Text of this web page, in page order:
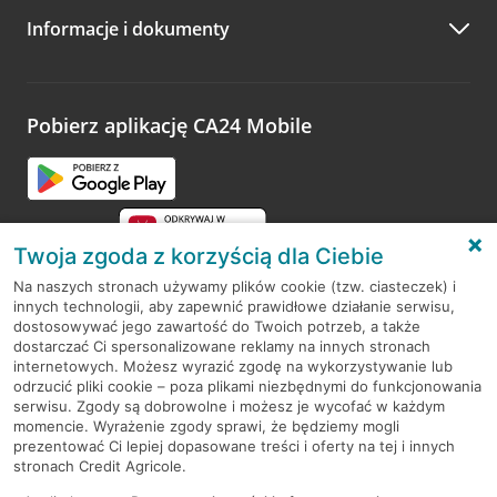
Zachęcamy do podzielenia się z nami opinią o wizycie.
opinie.
Informacje i dokumenty
Pobierz aplikację CA24 Mobile
RODO
Regulamin serwisu
Mapa serwisu
PolitykaCookies
Twoja zgoda z korzyścią dla Ciebie
Na naszych stronach używamy plików cookie (tzw. ciasteczek) i
innych technologii, aby zapewnić prawidłowe działanie serwisu,
dostosowywać jego zawartość do Twoich potrzeb, a także
dostarczać Ci spersonalizowane reklamy na innych stronach
internetowych. Możesz wyrazić zgodę na wykorzystywanie lub
odrzucić pliki cookie – poza plikami niezbędnymi do funkcjonowania
serwisu. Zgody są dobrowolne i możesz je wycofać w każdym
momencie. Wyrażenie zgody sprawi, że będziemy mogli
prezentować Ci lepiej dopasowane treści i oferty na tej i innych
stronach Credit Agricole.